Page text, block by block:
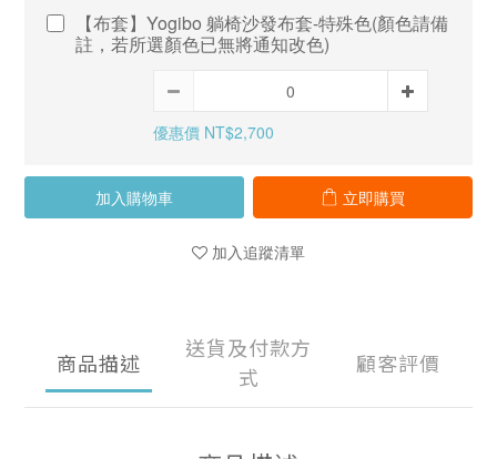
【布套】Yogibo 躺椅沙發布套-特殊色(顏色請備
註，若所選顏色已無將通知改色)
優惠價 NT$2,700
加入購物車 立即購買
加入追蹤清單
商品描述
送貨及付款方
式
顧客評價